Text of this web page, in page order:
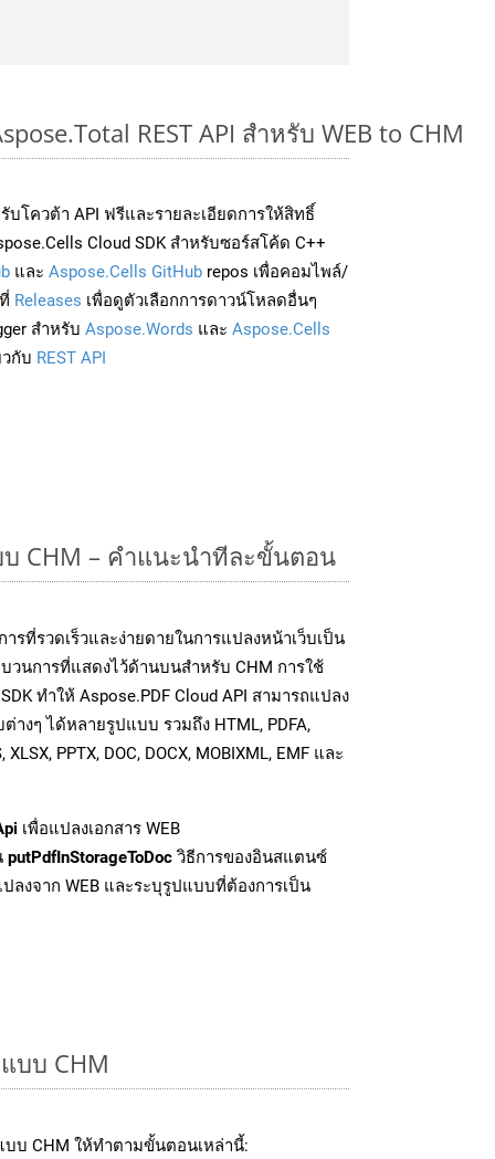
REST API สำหรับ WEB to CHM
รับโควต้า API ฟรีและรายละเอียดการให้สิทธิ์
Cloud SDK สำหรับซอร์สโค้ด C++
และ Aspose.Cells GitHub repos เพื่อคอมไพล์/
Releases เพื่อดูตัวเลือกการดาวน์โหลดอื่นๆ
สำหรับ Aspose.Words และ Aspose.Cells
กับ REST API
บ CHM – คำแนะนำทีละขั้นตอน
ารที่รวดเร็วและง่ายดายในการแปลงหน้าเว็บเป็น
วนการที่แสดงไว้ด้านบนสำหรับ CHM การใช้
ทำให้ Aspose.PDF Cloud API สามารถแปลง
างๆ ได้หลายรูปแบบ รวมถึง HTML, PDFA,
XLSX, PPTX, DOC, DOCX, MOBIXML, EMF และ
เพื่อแปลงเอกสาร WEB
putPdfInStorageToDoc วิธีการของอินสแตนซ์
ลงจาก WEB และระบุรูปแบบที่ต้องการเป็น
บบ CHM
บบ CHM ให้ทำตามขั้นตอนเหล่านี้: